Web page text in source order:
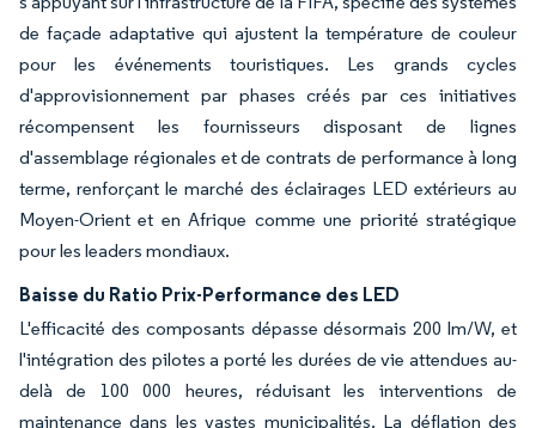
de façade adaptative qui ajustent la température de couleur
pour les événements touristiques. Les grands cycles
d'approvisionnement par phases créés par ces initiatives
récompensent les fournisseurs disposant de lignes
d'assemblage régionales et de contrats de performance à long
terme, renforçant le marché des éclairages LED extérieurs au
Moyen-Orient et en Afrique comme une priorité stratégique
pour les leaders mondiaux.
Baisse du Ratio Prix-Performance des LED
L'efficacité des composants dépasse désormais 200 lm/W, et
l'intégration des pilotes a porté les durées de vie attendues au-
delà de 100 000 heures, réduisant les interventions de
maintenance dans les vastes municipalités. La déflation des